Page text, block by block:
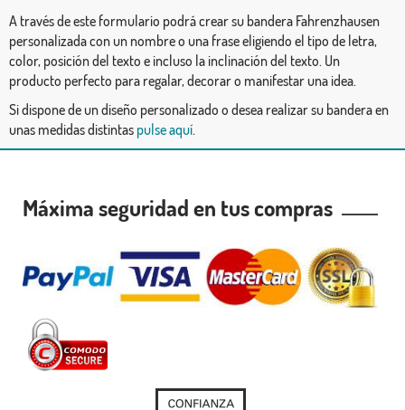
A través de este formulario podrá crear su bandera Fahrenzhausen
personalizada con un nombre o una frase eligiendo el tipo de letra,
color, posición del texto e incluso la inclinación del texto. Un
producto perfecto para regalar, decorar o manifestar una idea.
Si dispone de un diseño personalizado o desea realizar su bandera en
unas medidas distintas pulse aquí.
Máxima seguridad en tus compras